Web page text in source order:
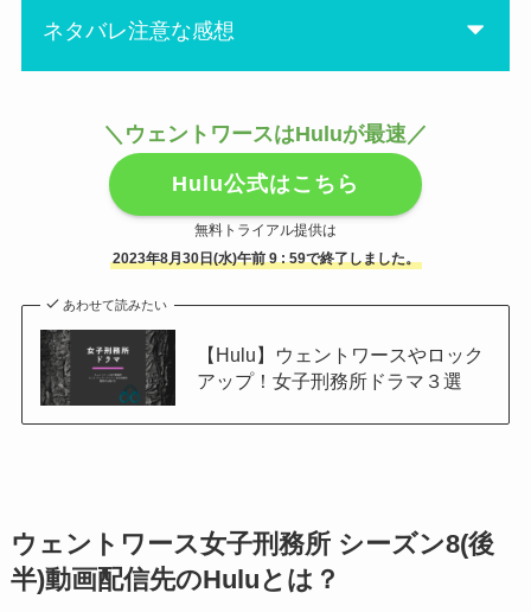
と瞬殺でした・・・生きて
て！！
ど、ビンゴ！
ウェントワース女子刑務所に
ね。笑
いつかいなくなるとは思った
けど、とうとうマリーがいな
くなってしまいました。
脱獄計画はどうなるのか、フ
ァーガソンは自分の罪を認め
たけど何を企んでいるのか、
そしてブーマー の妊娠もこれ
ネタバレ注意な感想
えーーー！これで終わり！？
来週もあるでしょ・・・・
って思わず叫んでしまいまし
た。
だって、ファーガソンは姿を
消すし、ブーマー は妊娠中だ
し、リタはスマホを手に入れ
たし・・・
絶対続きがあるでしょーーー
と思ったら、『ロックアッ
プ』の新シーズンがスタート
したので、それを見て気を紛
＼ウェントワースはHuluが最速／
Hulu公式はこちら
無料トライアル提供は
2023年8月30日(水)午前 9 : 59で終了しました。
あわせて読みたい
【Hulu】ウェントワースやロック
アップ！女子刑務所ドラマ３選
ウェントワース女子刑務所 シーズン8(後
半)動画配信先のHuluとは？